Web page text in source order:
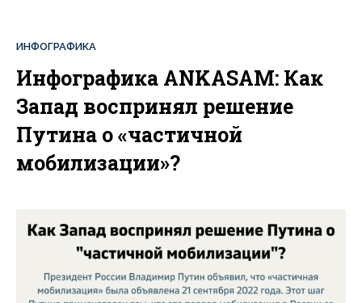
ИНФОГРАФИКА
Инфографика ANKASAM: Как
Запад воспринял решение
Путина о «частичной
мобилизации»?